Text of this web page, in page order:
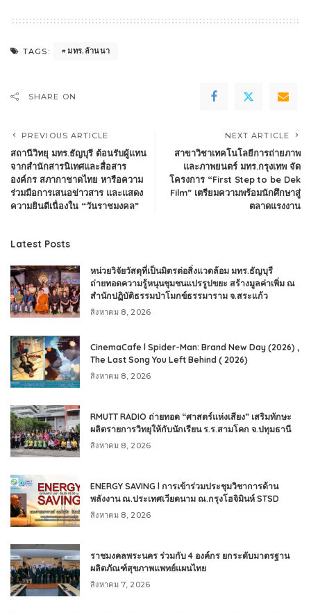
TAGS: มทร.ล้านนา
SHARE ON
PREVIOUS ARTICLE
สถานีวิทยุ มทร.ธัญบุรี ต้อนรับผู้แทน
จากสำนักสารนิเทศและสื่อสาร
องค์กร สภากาชาดไทย หารือความ
ร่วมมือการเสนอข่าวสาร และแสดง
ความยินดีเนื่องใน “วันราชมงคล”
NEXT ARTICLE
สาขาวิชาเทคโนโลยีการถ่ายภาพ
และภาพยนตร์ มทร.กรุงเทพ จัด
โครงการ “First Step to be Dek
Film” เตรียมความพร้อมนักศึกษาสู่
ตลาดแรงงาน
Latest Posts
หน่วยวิจัยวัสดุที่เป็นมิตรต่อสิ่งแวดล้อม มทร.ธัญบุรี
ถ่ายทอดความรู้หนุนชุมชนแปรรูปขยะ สร้างมูลค่าเพิ่ม ณ
สำนักปฏิบัติธรรมป่าโมกข์ธรรมาราม จ.สระแก้ว
สิงหาคม 8, 2026
CinemaCafe l Spider-Man: Brand New Day (2026) ,
The Last Song You Left Behind ( 2026)
สิงหาคม 8, 2026
RMUTT RADIO ถ่ายทอด “ศาสตร์แห่งเสียง” เสริมทักษะ
ผลิตรายการวิทยุให้กับนักเรียน ร.ร.สามโคก จ.ปทุมธานี
สิงหาคม 8, 2026
ENERGY SAVING l การเข้าร่วมประชุมวิชาการด้าน
พลังงาน ณ.ประเทศเวียดนาม ณ.กรุงโฮจิมินห์ STSD
สิงหาคม 8, 2026
ราชมงคลพระนคร ร่วมกับ 4 องค์กร ยกระดับมาตรฐาน
ผลิตภัณฑ์สุขภาพแพทย์แผนไทย
สิงหาคม 7, 2026